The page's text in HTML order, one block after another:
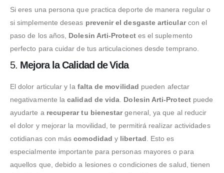
Si eres una persona que practica deporte de manera regular o
si simplemente deseas prevenir el desgaste articularcon el
paso de los años, Dolesin Arti-Protectes el suplemento
perfecto para cuidar de tus articulaciones desde temprano.
5. Mejora la Calidad de Vida
El dolor articular y la falta de movilidad pueden afectar
negativamente lacalidad de vida. Dolesin Arti-Protectpuede
ayudarte a recuperar tu bienestargeneral, ya que al reducir
el dolor y mejorar la movilidad, te permitirá realizar actividades
cotidianas con máscomodidad y libertad. Esto es
especialmente importante para personas mayores o para
aquellos que, debido a lesiones o condiciones de salud, tienen